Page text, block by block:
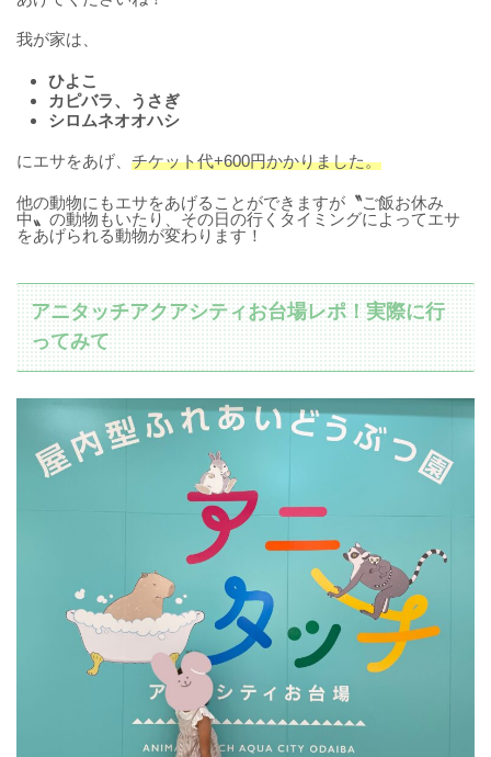
我が家は、
ひよこ
カピバラ、うさぎ
シロムネオオハシ
にエサをあげ、 チケット代+600円かかりました。
他の動物にもエサをあげることができますが 〝ご飯お休み
中〟 の動物もいたり、その日の行くタイミングによってエサ
をあげられる動物が変わります！
アニタッチアクアシティお台場レポ！実際に行
ってみて